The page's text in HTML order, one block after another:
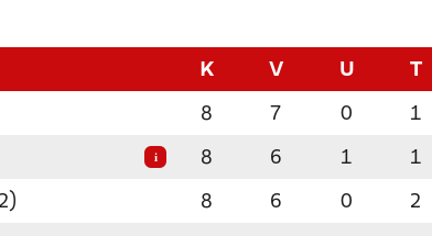
K V U T
8 7 0 1
i 8 6 1 1
8 6 0 2